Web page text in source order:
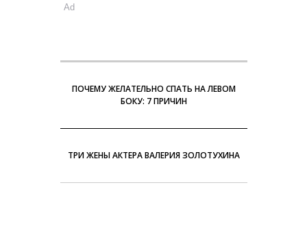
Ad
ПОЧЕМУ ЖЕЛАТЕЛЬНО СПАТЬ НА ЛЕВОМ
БОКУ: 7 ПРИЧИН
ТРИ ЖЕНЫ АКТЕРА ВАЛЕРИЯ ЗОЛОТУХИНА